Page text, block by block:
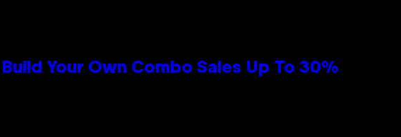
Your Own Combo Sales Up To 30%